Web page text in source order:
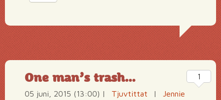
One man’s trash…
05 juni, 2015 (13:00) | Tjuvtittat |
Jennie
1